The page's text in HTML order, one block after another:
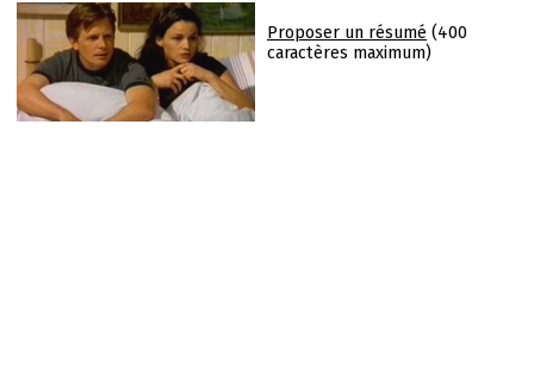
Proposer un résumé (400
caractères maximum)